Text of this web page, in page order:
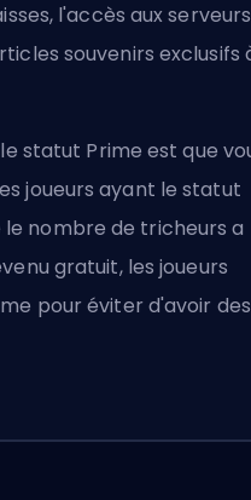
l'accès aux serveurs
souvenirs exclusifs
statut Prime est que
joueurs ayant le statut
nombre de tricheurs a
gratuit, les joueurs
pour éviter d'avoir des